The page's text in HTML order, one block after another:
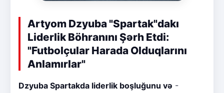
Artyom Dzyuba "Spartak"dakı
Liderlik Böhranını Şərh Etdi:
"Futbolçular Harada Olduqlarını
Anlamırlar"
Dzyuba Spartakda liderlik boşluğunu və -